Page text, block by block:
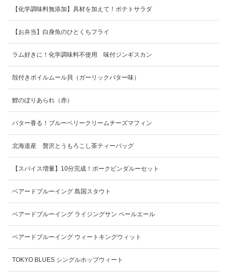
【化学調味料無添加】具材を加えて！ポテトサラダ
【お弁当】白身魚のひとくちフライ
ラム好きに！化学調味料不使用 味付ジンギスカン
殻付きボイルムール貝（ガーリックバター味）
鯉のぼりあられ（赤）
バター香る！ブルーベリークリームチーズマフィン
北海道産 贅沢とうもろこし茶ティーバッグ
【スパイス増量】10分完成！ポークビンダルーセット
ベアードブルーイング 島国スタウト
ベアードブルーイング ライジングサン ペールエール
ベアードブルーイング ウィートキングウィット
TOKYO BLUES シングルホップウィート